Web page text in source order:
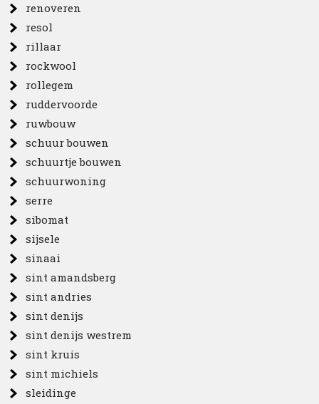
renoveren
resol
rillaar
rockwool
rollegem
ruddervoorde
ruwbouw
schuur bouwen
schuurtje bouwen
schuurwoning
serre
sibomat
sijsele
sinaai
sint amandsberg
sint andries
sint denijs
sint denijs westrem
sint kruis
sint michiels
sleidinge